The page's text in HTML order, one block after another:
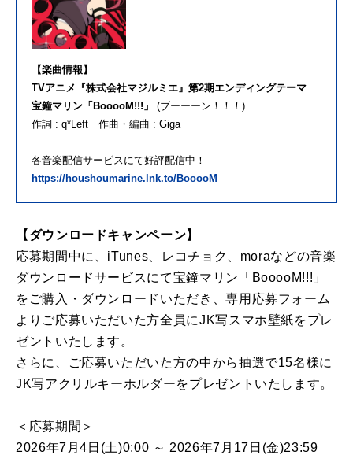
【楽曲情報】
TVアニメ『株式会社マジルミエ』第2期エンディングテーマ
宝鐘マリン「BooooM!!!」
(ブーーーン！！！)
作詞 : q*Left 作曲・編曲 : Giga
各音楽配信サービスにて好評配信中！
https://houshoumarine.lnk.to/BooooM
【ダウンロードキャンペーン】
応募期間中に、iTunes、レコチョク、moraなどの音楽
ダウンロードサービスにて宝鐘マリン「BooooM!!!」
をご購入・ダウンロードいただき、専用応募フォーム
よりご応募いただいた方全員にJK写スマホ壁紙をプレ
ゼントいたします。
さらに、ご応募いただいた方の中から抽選で15名様に
JK写アクリルキーホルダーをプレゼントいたします。
＜応募期間＞
2026年7月4日(土)0:00 ～ 2026年7月17日(金)23:59